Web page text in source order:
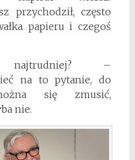
przychodził, często
papieru i czegoś
–
na to pytanie, do
się zmusić,
nie.